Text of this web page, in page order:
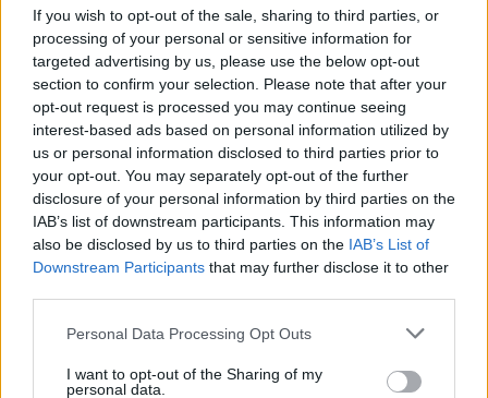
If you wish to opt-out of the sale, sharing to third parties, or
processing of your personal or sensitive information for
targeted advertising by us, please use the below opt-out
section to confirm your selection. Please note that after your
opt-out request is processed you may continue seeing
interest-based ads based on personal information utilized by
us or personal information disclosed to third parties prior to
your opt-out. You may separately opt-out of the further
disclosure of your personal information by third parties on the
IAB’s list of downstream participants. This information may
also be disclosed by us to third parties on the IAB’s List of
Downstream Participants that may further disclose it to other
Personal Data Processing Opt Outs
I want to opt-out of the Sharing of my
personal data.
7
CANALES TV
804
SIN PARTIDO
GRATUÍTO
1,6
CANALES POR
5 Canales de pago
71,43%
2 Canales en abierto
28,57%
TOTAL
7
TOTAL
10
Ranking equipos por nº de partidos
AEK Athens HC
4 (33,33%)